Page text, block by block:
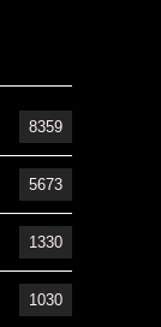
8359
5673
1330
1030